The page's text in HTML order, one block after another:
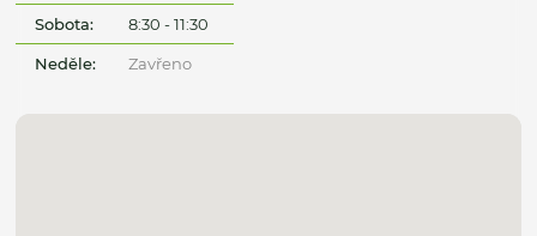
Sobota: 8:30 - 11:30
Neděle: Zavřeno